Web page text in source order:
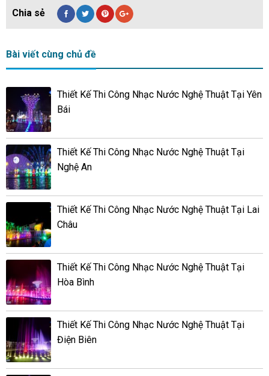
Bài viết cùng chủ đề
Thiết Kế Thi Công Nhạc Nước Nghệ Thuật Tại Yên
Bái
Thiết Kế Thi Công Nhạc Nước Nghệ Thuật Tại
Nghệ An
Thiết Kế Thi Công Nhạc Nước Nghệ Thuật Tại Lai
Châu
Thiết Kế Thi Công Nhạc Nước Nghệ Thuật Tại
Hòa Bình
Thiết Kế Thi Công Nhạc Nước Nghệ Thuật Tại
Điện Biên